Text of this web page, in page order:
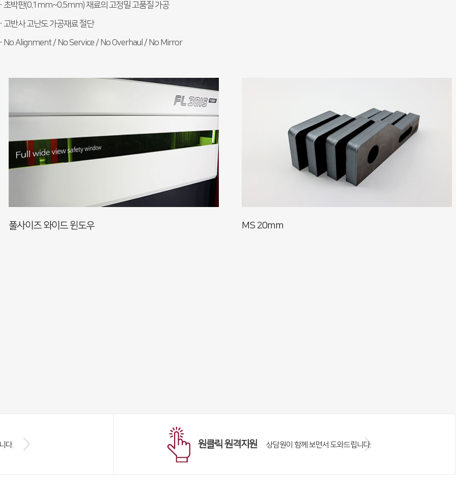
· 초박판(0.1mm~0.5mm) 재료의 고정밀 고품질 가공
· 고반사 고난도 가공재료 절단
· No Alignment / No Service / No Overhaul / No Mirror
풀사이즈 와이드 윈도우 MS 20mm
다. 원클릭 원격지원 상담원이 함께 보면서 도와드립니다.